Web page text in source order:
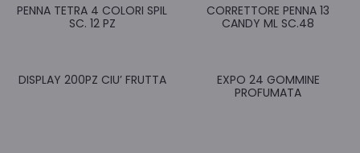
PENNA TETRA 4 COLORI SPIL
SC. 12 PZ
CORRETTORE PENNA 13
CANDY ML SC.48
DISPLAY 200PZ CIU’ FRUTTA
EXPO 24 GOMMINE
PROFUMATA